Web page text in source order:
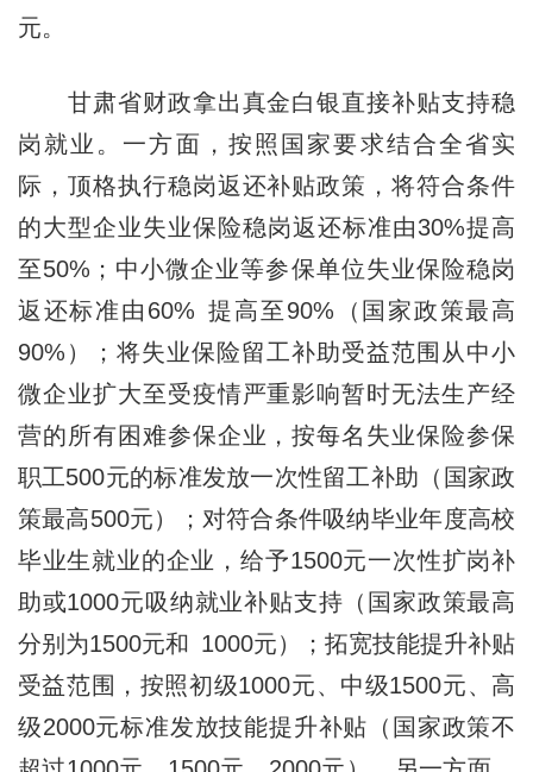
元。
甘肃省财政拿出真金白银直接补贴支持稳
岗就业。一方面，按照国家要求结合全省实
际，顶格执行稳岗返还补贴政策，将符合条件
的大型企业失业保险稳岗返还标准由30%提高
至50%；中小微企业等参保单位失业保险稳岗
返还标准由60% 提高至90%（国家政策最高
90%）；将失业保险留工补助受益范围从中小
微企业扩大至受疫情严重影响暂时无法生产经
营的所有困难参保企业，按每名失业保险参保
职工500元的标准发放一次性留工补助（国家政
策最高500元）；对符合条件吸纳毕业年度高校
毕业生就业的企业，给予1500元一次性扩岗补
助或1000元吸纳就业补贴支持（国家政策最高
分别为1500元和 1000元）；拓宽技能提升补贴
受益范围，按照初级1000元、中级1500元、高
级2000元标准发放技能提升补贴（国家政策不